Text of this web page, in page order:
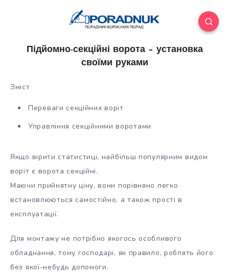
Підйомно-секційні ворота – установка
своїми руками
Зміст
Переваги секційних воріт
Управління секційними воротами
Якщо вірити статистиці, найбільш популярним видом
воріт є ворота секційні.
Маючи прийнятну ціну, вони порівняно легко
встановлюються самостійно, а також прості в
експлуатації.
Для монтажу не потрібно якогось особливого
обладнання, тому господарі, як правило, роблять його
без якої-небудь допомоги.